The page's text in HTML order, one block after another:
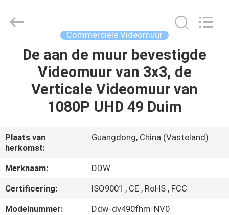
HUIS
PRODUCTEN
ONS
FABRIEKSREIS
KWALITEITSCONTROLE
Rights
Commerciële Videomuur
De aan de muur bevestigde
Videomuur van 3x3, de
Verticale Videomuur van
1080P UHD 49 Duim
Plaats van
herkomst:
Guangdong, China (Vasteland)
Merknaam:
DDW
Certificering:
ISO9001 , CE , RoHS , FCC
Modelnummer:
Ddw-dv490fhm-NV0